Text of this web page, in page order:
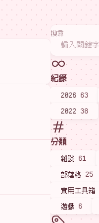
搜尋
紀錄
2026 63
2022 38
分類
雜談 61
部落格 25
實用工具箱
遊戲 6